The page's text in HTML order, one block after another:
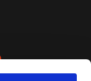
OP LINKEDIN
ONS OP